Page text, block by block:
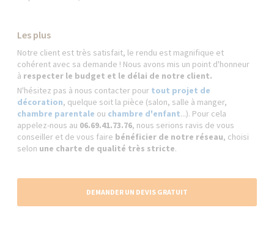
Les plus
Notre client est très satisfait, le rendu est magnifique et
cohérent avec sa demande ! Nous avons mis un point d'honneur
à respecter le budget et le délai de notre client.
N'hésitez pas à nous contacter pour tout projet de
décoration, quelque soit la pièce (salon, salle à manger,
chambre parentale ou chambre d'enfant...). Pour cela
appelez-nous au 06.69.41.73.76, nous serions ravis de vous
conseiller et de vous faire bénéficier de notre réseau, choisi
selon une charte de qualité très stricte.
DEMANDER UN DEVIS GRATUIT